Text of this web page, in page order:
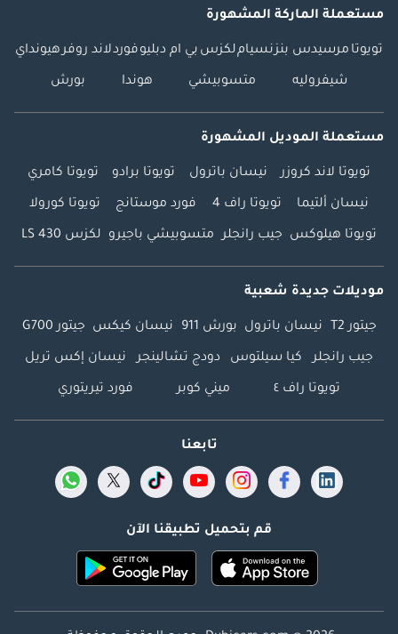
مستعملة الماركة المشهورة
تويوتا مرسيدس بنزنسياملكزس بي ام دبليوفوردلاند روفرهيونداي
شيفروليه متسوبيشي هوندا بورش
مستعملة الموديل المشهورة
تويوتا لاند كروزر نيسان باترول تويوتا برادو تويوتا كامري
نيسان ألتيما تويوتا راف 4 فورد موستانج تويوتا كورولا
تويوتا هيلوكس جيب رانجلر متسوبيشي باجيرو لكزس LS 430
موديلات جديدة شعبية
جيتور T2 نيسان باترول بورش 911 نيسان كيكس جيتور G700
جيب رانجلر كيا سيلتوس دودج تشالينجر نيسان إكس تريل
تويوتا راف ٤ ميني كوبر فورد تيريتوري
تابعنا
قم بتحميل تطبيقنا الآن